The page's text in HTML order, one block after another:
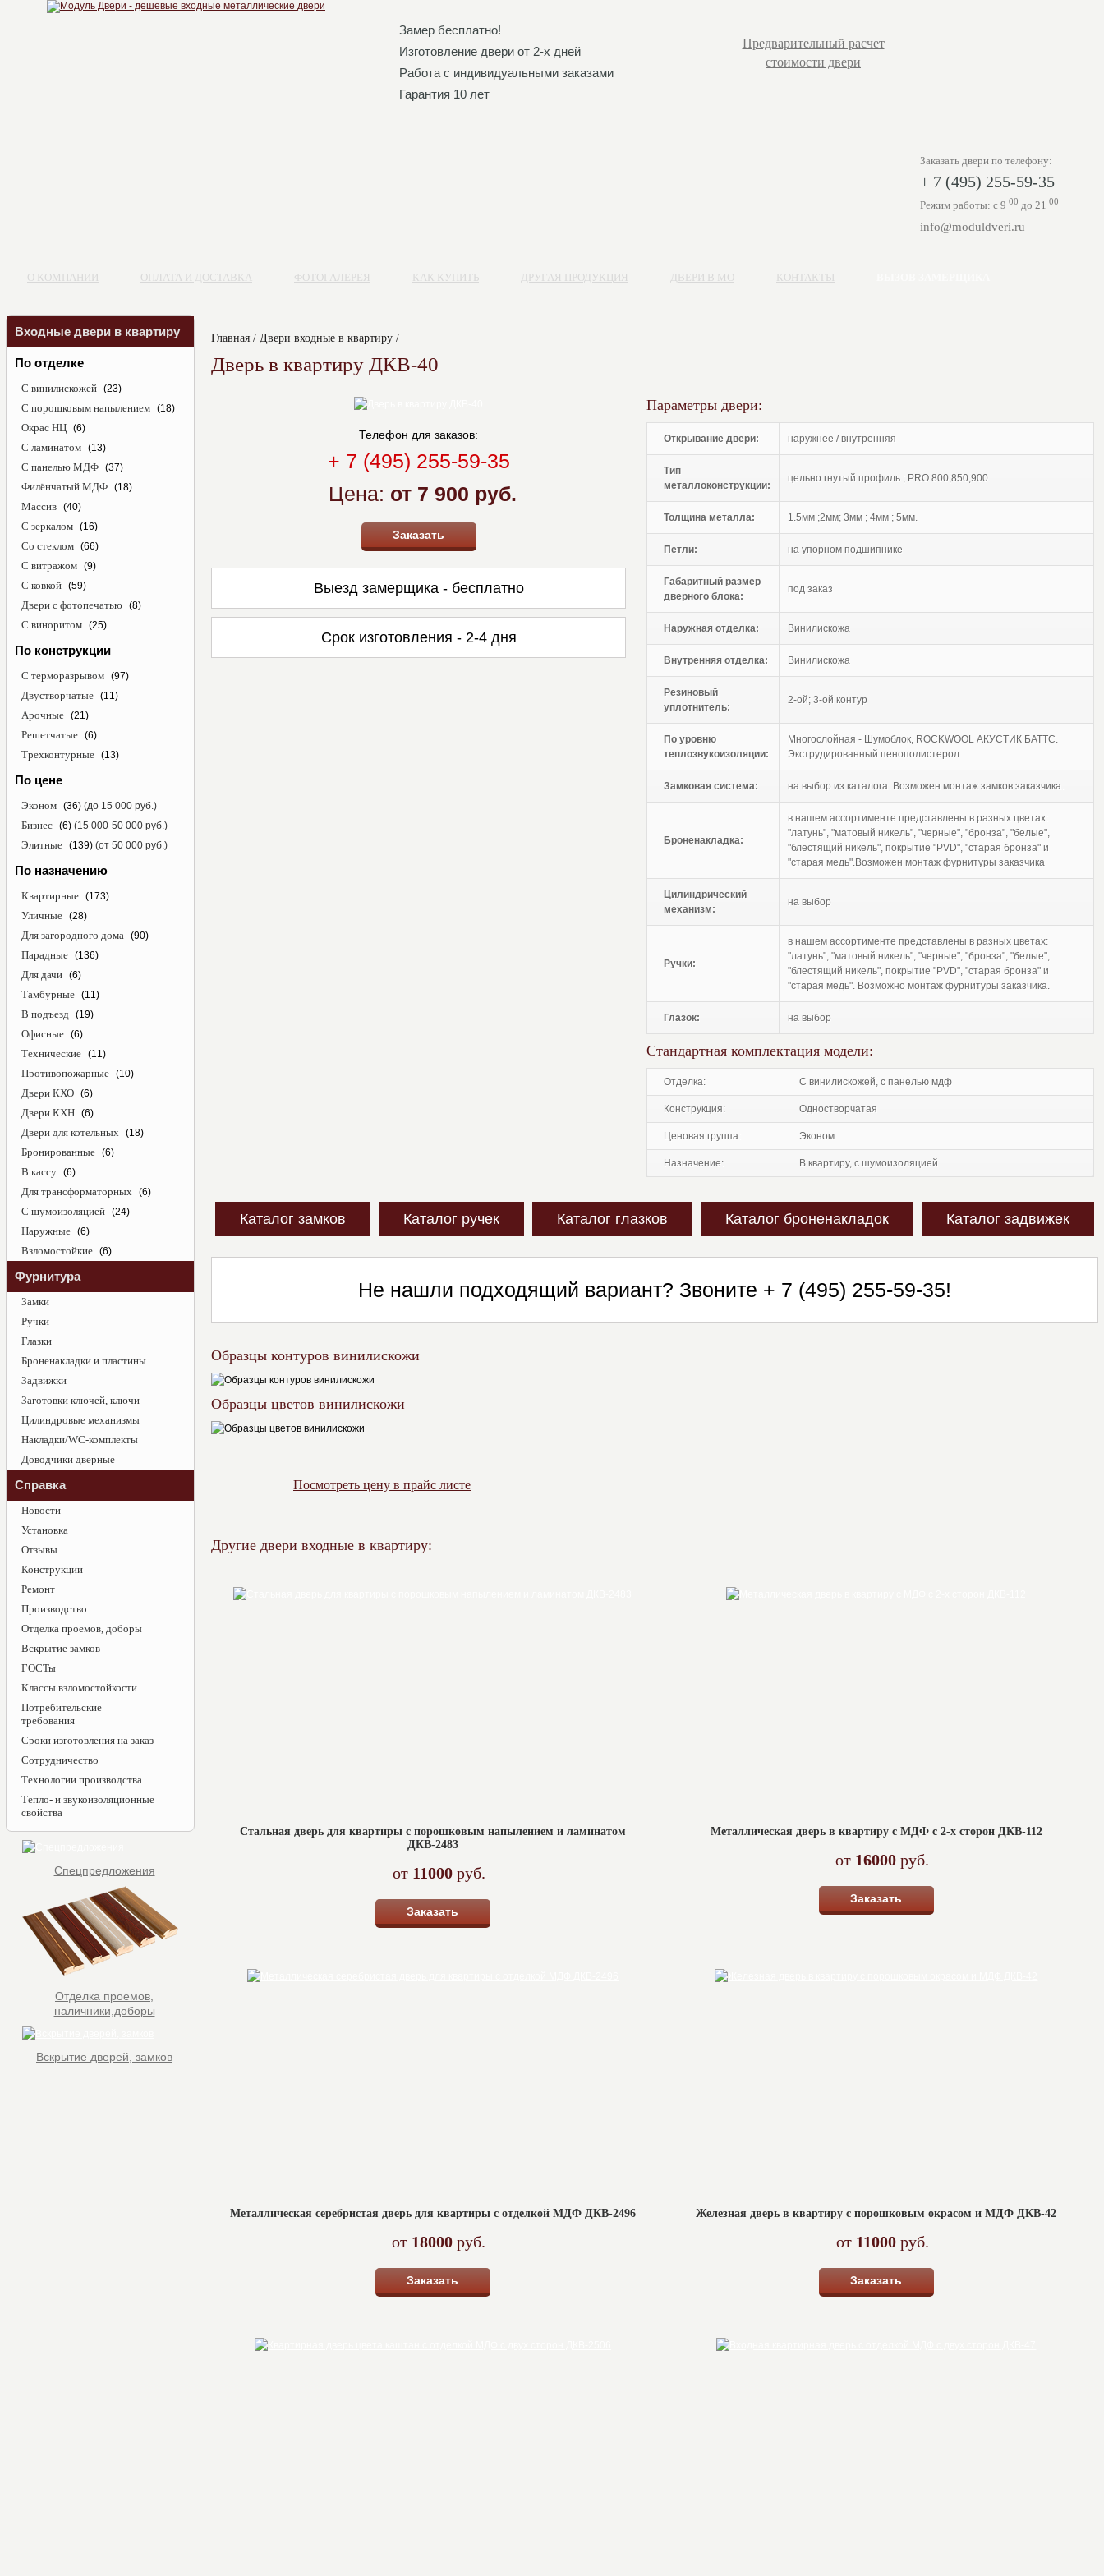
Замер бесплатно!
Изготовление двери от 2-х дней
Работа с индивидуальными заказами
Гарантия 10 лет
Предварительный расчет
стоимости двери
Заказать двери по телефону:
+ 7 (495) 255-59-35
Режим работы: с 9 00 до 21 00
info@moduldveri.ru
О КОМПАНИИ ОПЛАТА И ДОСТАВКА ФОТОГАЛЕРЕЯ КАК КУПИТЬ ДРУГАЯ ПРОДУКЦИЯ ДВЕРИ В МО КОНТАКТЫ
Главная / Двери входные в квартиру /
Дверь в квартиру ДКВ-40
Телефон для заказов:
+ 7 (495) 255-59-35
Цена: от 7 900 руб.
Заказать
Выезд замерщика - бесплатно
Срок изготовления - 2-4 дня
Параметры двери:
Открывание двери: наружнее / внутренняя
Тип
металлоконструкции:
цельно гнутый профиль ; PRO 800;850;900
Толщина металла: 1.5мм ;2мм; 3мм ; 4мм ; 5мм.
Петли: на упорном подшипнике
Габаритный размер
дверного блока:
под заказ
Наружная отделка: Винилискожа
Внутренняя отделка: Винилискожа
Резиновый
уплотнитель:
2-ой; 3-ой контур
По уровню
теплозвукоизоляции:
Многослойная - Шумоблок, ROCKWOOL АКУСТИК БАТТС.
Экструдированный пенополистерол
Замковая система: на выбор из каталога. Возможен монтаж замков заказчика.
Броненакладка:
в нашем ассортименте представлены в разных цветах:
"латунь", "матовый никель", "черные", "бронза", "белые",
"блестящий никель", покрытие "PVD", "старая бронза" и
"старая медь".Возможен монтаж фурнитуры заказчика
Цилиндрический
механизм:
на выбор
Ручки:
в нашем ассортименте представлены в разных цветах:
"латунь", "матовый никель", "черные", "бронза", "белые",
"блестящий никель", покрытие "PVD", "старая бронза" и
"старая медь". Возможно монтаж фурнитуры заказчика.
Глазок: на выбор
Стандартная комплектация модели:
отделка: с винилискожей, с панелью мдф
конструкция: одностворчатая
ценовая группа: эконом
назначение: в квартиру, с шумоизоляцией
Каталог замков Каталог ручек Каталог глазков Каталог броненакладок Каталог задвижек
Не нашли подходящий вариант? Звоните + 7 (495) 255-59-35!
Образцы контуров винилискожи
Образцы цветов винилискожи
Посмотреть цену в прайс листе
Другие двери входные в квартиру:
Стальная дверь для квартиры с порошковым напылением и ламинатом
ДКВ-2483
от 11000руб.
Заказать
Металлическая дверь в квартиру с МДФ с 2-х сторон ДКВ-112
от 16000 руб.
Заказать
Металлическая серебристая дверь для квартиры с отделкой МДФ ДКВ-2496
от 18000 руб.
Заказать
Железная дверь в квартиру с порошковым окрасом и МДФ ДКВ-42
от 11000руб.
Заказать
Входные двери в квартиру
По отделке
С винилискожей (23)
С порошковым напылением (18)
Окрас НЦ (6)
С ламинатом (13)
С панелью МДФ (37)
Филёнчатый МДФ (18)
Массив (40)
С зеркалом (16)
Со стеклом (66)
С витражом (9)
С ковкой (59)
Двери с фотопечатью (8)
С виноритом (25)
По конструкции
С терморазрывом (97)
Двустворчатые (11)
Арочные (21)
Решетчатые (6)
Трехконтурные (13)
По цене
Эконом (36) (до 15 000 руб.)
Бизнес (6) (15 000-50 000 руб.)
Элитные (139) (от 50 000 руб.)
По назначению
Квартирные (173)
Уличные (28)
Для загородного дома (90)
Парадные (136)
Для дачи (6)
Тамбурные (11)
В подъезд (19)
Офисные (6)
Технические (11)
Противопожарные (10)
Двери КХО (6)
Двери КХН (6)
Двери для котельных (18)
Бронированные (6)
В кассу (6)
Для трансформаторных (6)
С шумоизоляцией (24)
Наружные (6)
Взломостойкие (6)
Фурнитура
Замки
Ручки
Глазки
Броненакладки и пластины
Задвижки
Заготовки ключей, ключи
Цилиндровые механизмы
Накладки/WC-комплекты
Доводчики дверные
Справка
Новости
Установка
Отзывы
Конструкции
Ремонт
Производство
Отделка проемов, доборы
Вскрытие замков
ГОСТы
Классы взломостойкости
Потребительские
требования
Сроки изготовления на заказ
Сотрудничество
Технологии производства
Тепло- и звукоизоляционные
свойства
Спецпредложения
Отделка проемов,
наличники,доборы
Вскрытие дверей, замков